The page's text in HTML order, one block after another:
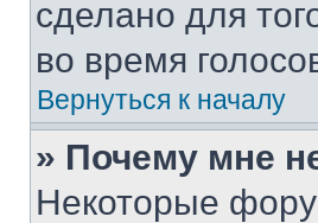
сделано для
во время
Вернуться к началу
» Почему мне
Некоторые